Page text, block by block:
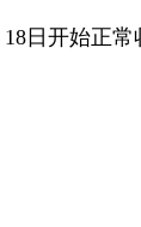
日开始正常